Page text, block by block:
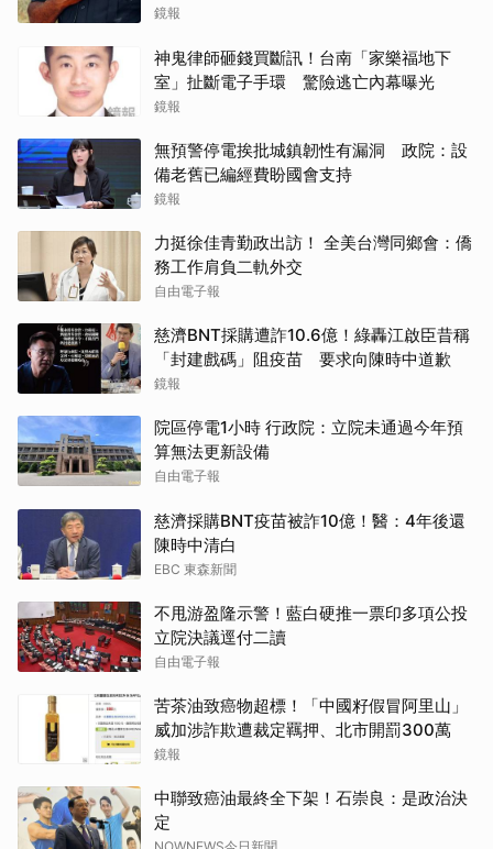
官判付薪
鏡報
神鬼律師砸錢買斷訊！台南「家樂福地下
室」扯斷電子手環 驚險逃亡內幕曝光
鏡報
無預警停電挨批城鎮韌性有漏洞 政院：設
備老舊已編經費盼國會支持
鏡報
力挺徐佳青勤政出訪！ 全美台灣同鄉會：僑
務工作肩負二軌外交
自由電子報
慈濟BNT採購遭詐10.6億！綠轟江啟臣昔稱
「封建戲碼」阻疫苗 要求向陳時中道歉
鏡報
院區停電1小時 行政院：立院未通過今年預
算無法更新設備
自由電子報
慈濟採購BNT疫苗被詐10億！醫：4年後還
陳時中清白
EBC 東森新聞
不甩游盈隆示警！藍白硬推一票印多項公投
立院決議逕付二讀
自由電子報
苦茶油致癌物超標！「中國籽假冒阿里山」
威加涉詐欺遭裁定羈押、北市開罰300萬
鏡報
中聯致癌油最終全下架！石崇良：是政治決
定